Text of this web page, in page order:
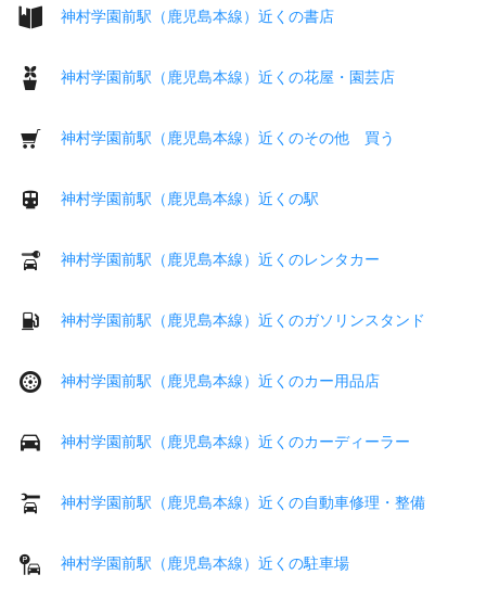
神村学園前駅（鹿児島本線）近くの書店
神村学園前駅（鹿児島本線）近くの花屋・園芸店
神村学園前駅（鹿児島本線）近くのその他 買う
神村学園前駅（鹿児島本線）近くの駅
神村学園前駅（鹿児島本線）近くのレンタカー
神村学園前駅（鹿児島本線）近くのガソリンスタンド
神村学園前駅（鹿児島本線）近くのカー用品店
神村学園前駅（鹿児島本線）近くのカーディーラー
神村学園前駅（鹿児島本線）近くの自動車修理・整備
神村学園前駅（鹿児島本線）近くの駐車場